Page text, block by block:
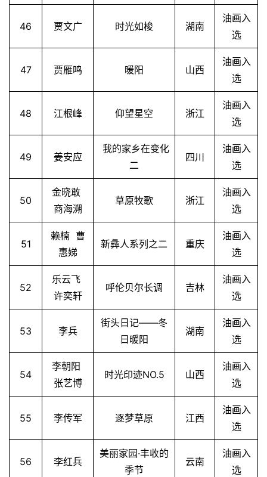
46 贾文广 时光如梭 湖南
油画入
选
47 贾雁鸣 暖阳 山西
油画入
选
48 江根峰 仰望星空 浙江
油画入
选
49 姜安应
我的家乡在变化
二
四川
油画入
选
50
金晓敢
商海溯
草原牧歌 浙江
油画入
选
51
赖楠 曹
惠娣
新彝人系列之二 重庆
油画入
选
52
乐云飞
许奕轩
呼伦贝尔长调 吉林
油画入
选
53 李兵
街头日记——冬
日暖阳
湖南
油画入
选
54
李朝阳
张艺博
时光印迹NO.5 山西
油画入
选
55 李传军 逐梦草原 江西
油画入
选
56 李红兵
美丽家园·丰收的
季节
云南
油画入
选